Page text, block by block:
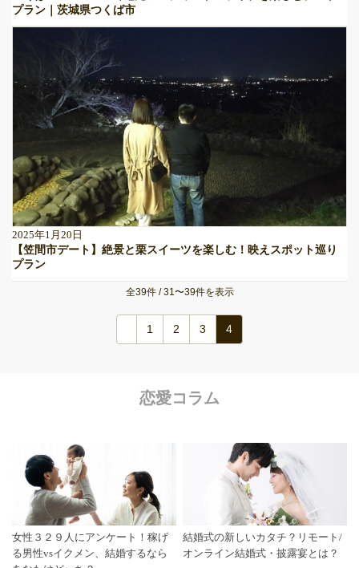
プラン｜茨城県つくば市
2025年1月20日
【笠間市デート】絶景と栗スイーツを楽しむ！映えスポット巡り
プラン
全39件 / 31〜39件を表示
1 2 3 4
恋愛コラム
女性３２９人にアンケート！稼げ
る男性vsイクメン、結婚するなら
結婚式の新しいカタチ？リモート/
オンライン結婚式・披露宴とは？